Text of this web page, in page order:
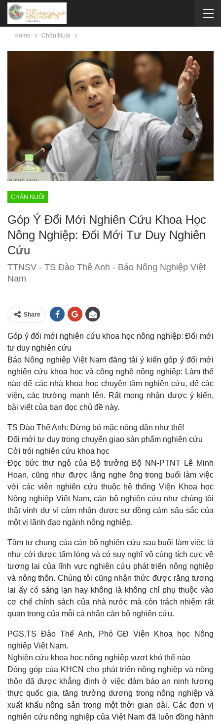
Home Chăn Nuôi
CHĂN NUÔI
Góp Ý Đổi Mới Nghiên Cứu Khoa Học
Nông Nghiệp: Đổi Mới Tư Duy Nghiên
Cứu
TTNSV - TS Đào Thế Anh - Báo Nông Nghiệp Việt
Nam
Share
Góp ý đổi mới nghiên cứu khoa học nông nghiệp: Đổi mới
tư duy nghiên cứu
Báo Nông nghiệp Việt Nam đăng tải ý kiến góp ý đổi mới
nghiên cứu khoa học và công nghệ nông nghiệp: Làm thế
nào để các nhà khoa học chuyên tâm nghiên cứu, để các
viện, các trường mạnh lên. Rất mong nhận được ý kiến,
bài viết của bạn đọc chủ đề này.
TS Đào Thế Anh: Đừng bỏ mặc nông dân như thế!
Đổi mới tư duy trong chuyển giao sản phẩm nghiên cứu
Cởi trói nghiên cứu khoa học
Đọc bức thư ngỏ của Bộ trưởng Bộ NN-PTNT Lê Minh
Hoan, cũng như được lắng nghe ông trong buổi làm việc
với các viện nghiên cứu thuộc hệ thống Viện Khoa học
Nông nghiệp Việt Nam, cán bộ nghiên cứu như chúng tôi
thật vinh dự vì cảm nhận được sự đồng cảm sâu sắc của
một vị lãnh đạo ngành nông nghiệp.
Tâm tư chung của cán bộ nghiên cứu sau buổi làm việc là
như cởi được tấm lòng và có suy nghĩ vô cùng tích cực về
tương lai của lĩnh vực nghiên cứu phát triển nông nghiệp
và nông thôn. Chúng tôi cũng nhận thức được rằng tương
lai ấy có sáng lạn hay không là không chỉ phụ thuộc vào
cơ chế chính sách của nhà nước mà còn trách nhiệm rất
quan trọng của mỗi cá nhân cán bộ nghiên cứu.
PGS.TS Đào Thế Anh, Phó GĐ Viện Khoa học Nông
nghiệp Việt Nam.
Nghiên cứu khoa học nông nghiệp vượt khó thế nào
Đóng góp của KHCN cho phát triển nông nghiệp và nông
thôn đã được khẳng định ở việc đảm bảo an ninh lương
thực quốc gia, tăng trưởng dương trong nông nghiệp và
xuất khẩu nông sản trong một thời gian dài. Các đơn vị
nghiên cứu nông nghiệp của Việt Nam đã luôn đồng hành